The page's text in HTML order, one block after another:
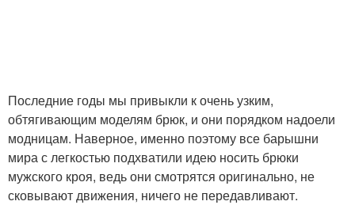
Последние годы мы привыкли к очень узким,
обтягивающим моделям брюк, и они порядком надоели
модницам. Наверное, именно поэтому все барышни
мира с легкостью подхватили идею носить брюки
мужского кроя, ведь они смотрятся оригинально, не
сковывают движения, ничего не передавливают.